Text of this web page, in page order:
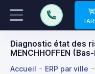
Diagnostic état des
MENCHHOFFEN
Accueil ERP par ville